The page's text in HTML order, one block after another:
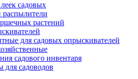
садовых
растений
для садовых опрыскивателей
садового инвентаря
для садоводов